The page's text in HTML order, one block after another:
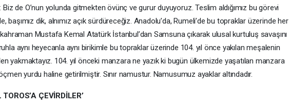
de O’nun yolunda gitmekten övünç ve gurur duyuyoruz. Teslim aldığımız bu görevi
başımız dik, alnımız açık sürdüreceğiz. Anadolu’da, Rumeli’de bu topraklar üzerinde her
Mustafa Kemal Atatürk İstanbul’dan Samsuna çıkarak ulusal kurtuluş savaşını
aynı heyecanla aynı birikimle bu topraklar üzerinde 104. yıl önce yakılan meşalenin
yakmaktayız. 104. yıl önceki manzara ne yazık ki bugün ülkemizde yaşatılan manzara
yurdu haline getirilmiştir. Sınır namustur. Namusumuz ayaklar altındadır.
ÇEVİRDİLER’